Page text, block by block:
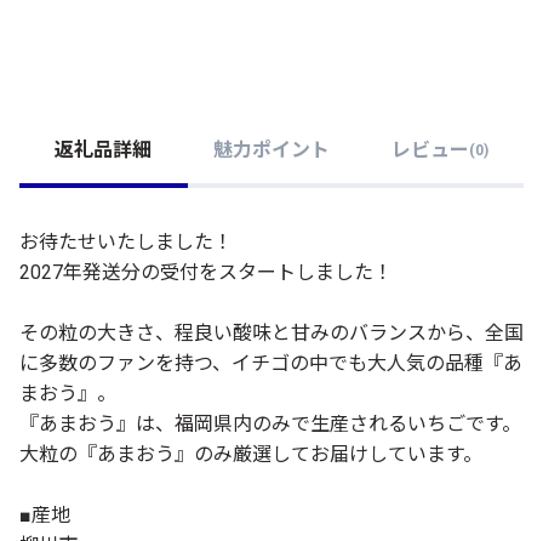
返礼品詳細 魅力ポイント レビュー (0)
お待たせいたしました！
2027年発送分の受付をスタートしました！
その粒の大きさ、程良い酸味と甘みのバランスから、全国
に多数のファンを持つ、イチゴの中でも大人気の品種『あ
まおう』。
『あまおう』は、福岡県内のみで生産されるいちごです。
大粒の『あまおう』のみ厳選してお届けしています。
■産地